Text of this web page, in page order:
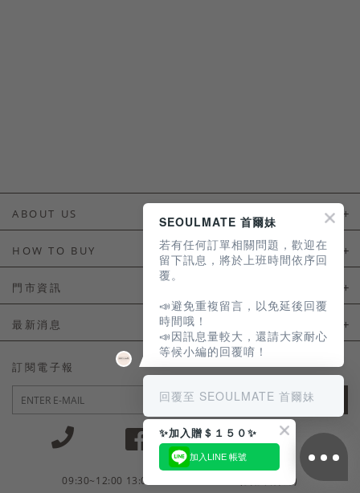
ABOUT US
HOW TO BUY
如何購買
會員常見問題
訂單常見問題
商品售後服務
電子發票
門市資訊
門市資訊
最新消息
LINE官方會員活動
訂閱電子報
JOIN
09:30~12:00 13:00~18:30 / Mon - Fri(例假日除外)
SEOULMATE 首爾妹
若有任何訂單相關問題，歡迎在
留下訊息，將於上班時間依序回
覆。
📣避免重複留言，以免延後回覆
時間哦！
📣因訊息量較大，還請大家耐心
等候小編的回覆唷！
回覆至 SEOULMATE 首爾妹
✨加入贈＄１５０✨
加入LINE 帳號